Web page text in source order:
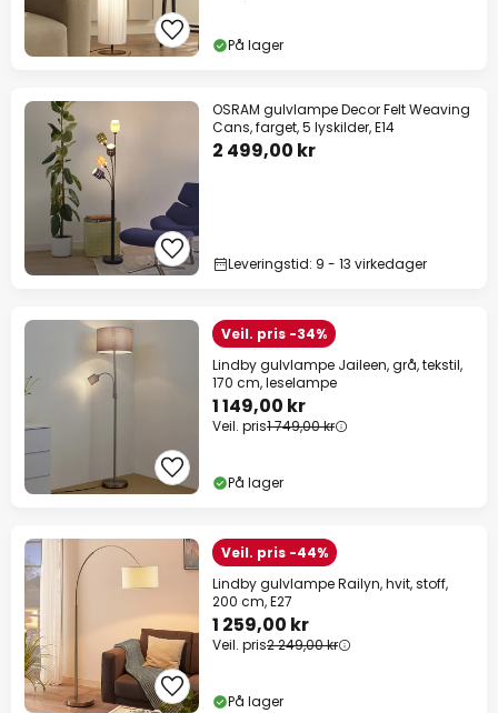
På lager
OSRAM gulvlampe Decor Felt Weaving
Cans, farget, 5 lyskilder, E14
2 499,00 kr
Leveringstid: 9 - 13 virkedager
Veil. pris -34%
Lindby gulvlampe Jaileen, grå, tekstil,
170 cm, leselampe
1 149,00 kr
Veil. pris1 749,00 kr
På lager
Veil. pris -44%
Lindby gulvlampe Railyn, hvit, stoff,
200 cm, E27
1 259,00 kr
Veil. pris2 249,00 kr
På lager